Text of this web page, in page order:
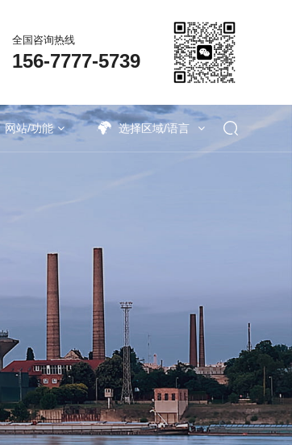
全国咨询热线
156-7777-5739
光伏电池VOCs治理
油漆涂料VOCs治理
新能源汽车VOCs治理
涂装行业VOCs治理
精细化工污水废气治理
精细化工污水废气治理
理 农药污水废气治理
工业园区生活污水废气治理
垃圾收集点除臭
垃圾焚烧厂除臭
基础设施
目
老挝万象中润光能科技（老挝）独资有
限公司设备采购项目
除臭项目
限公司污
目
河北省唐山市天顺煤焦化工有限公司
248万吨/年钢焦一体焦化搬迁项目
有限公司
迁项目
山东省济宁市恒信新能源有限公司50万
吨/年乙醇项目VOCs废气治理项目
验废气处
上海市浦东恩捷新材料有限公司VOCs
废气处理项目
有限公司
项目
湖北省宜昌市邦普某生产车间VOC收集
处理系统设备项目
司污水池
理站废气
上海市浦东新区苏豪逸明制药实验室项
性炭吸附
四川省绵阳市巨星永磁年产10万吨高性
能烧结钕铁硼永磁材料项目设备采购项
污水站恶
浙江省丽水市燕京啤酒污水处理厂废气
处理项目
程有限公
湖北省襄阳市恺乐家居设备供货项目
司污水处
湖北省武汉市药明康德除臭项目
究所实验
浙江省金华市浙江师范大学实验室废气
处理项目
除臭项目
湖南省长沙市金谷路公共垃圾站除臭项
催化离子
江苏省苏州市某小区垃圾站立柜式纳米
光催化除臭设备采购项目
污水除臭
香港元朗錦繡花圍巴士站污水泵房除臭
处理项目
耦合催化废气处理设备
沸石转轮+TO
循环吸附除臭设备
废气治理
羿案例 | 千亿巨头恒瑞医药污水站除臭
安装、检
书
又双叒叕中标！羿清环保助力半导体领
域废气治理打造新标杆
清人争流
羿人物 | 离沪186天，疫情之下他辗转
奔走十余个项目现场
升管理水
羿清企业
羿品牌 | 羿清献爱心，情暖敬老院
废气的比
生物除臭塔适应范围
网站/功能 选择区域/语言